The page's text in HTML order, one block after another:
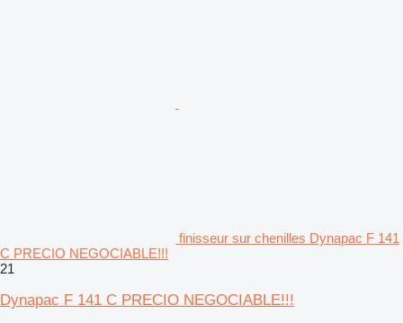
finisseur sur chenilles Dynapac F 141
C PRECIO NEGOCIABLE!!!
21
Dynapac F 141 C PRECIO NEGOCIABLE!!!